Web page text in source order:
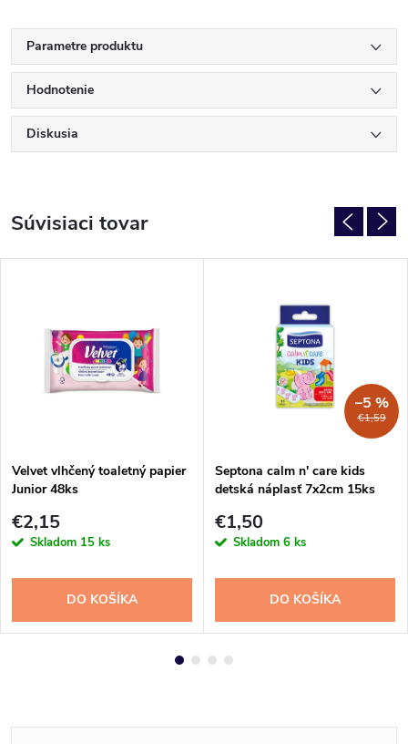
Parametre produktu
Hodnotenie
Diskusia
Súvisiaci tovar
Velvet vlhčený toaletný papier
Junior 48ks
€2,15
Skladom 15 ks
DO KOŠÍKA
€1,59
–5 %
Septona calm n' care kids
detská náplasť 7x2cm 15ks
€1,50
Skladom 6 ks
DO KOŠÍKA